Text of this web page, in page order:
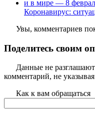
Коронавирус:
Увы, комментариев
Поделитесь своим
Данные не
комментарий, не
Как к вам обращаться